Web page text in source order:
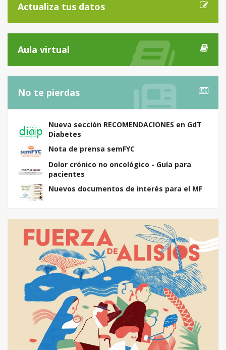
Actualiza tus datos
Aula virtual
No te pierdas
Nueva sección RECOMENDACIONES en GdT
Diabetes
Nota de prensa semFYC
Dolor crónico no oncológico - Guía para
pacientes
Nuevos documentos de interés para el MF